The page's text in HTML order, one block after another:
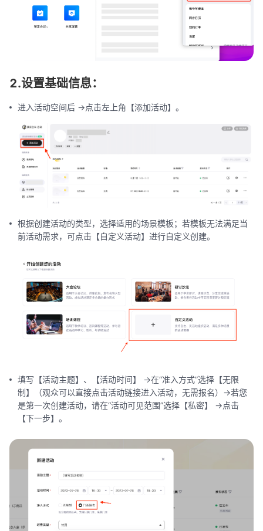
2.设置基础信息：
进入活动空间后 ->点击左上角【添加活动】。
根据创建活动的类型，选择适用的场景模板；若模板无法满足当
前活动需求，可点击【自定义活动】进行自定义创建。
填写【活动主题】、【活动时间】 ->在“准入方式”选择【无限
制】（观众可以直接点击活动链接进入活动，无需报名）->若您
是第一次创建活动，请在“活动可见范围”选择【私密】 ->点击
【下一步】。